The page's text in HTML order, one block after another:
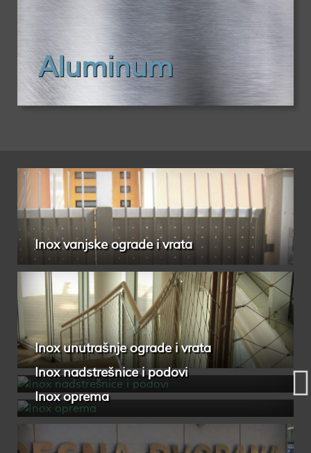
Aluminum
Inox vanjske ograde i vrata
Inox unutrašnje ograde i vrata
Inox nadstrešnice i podovi
Inox oprema